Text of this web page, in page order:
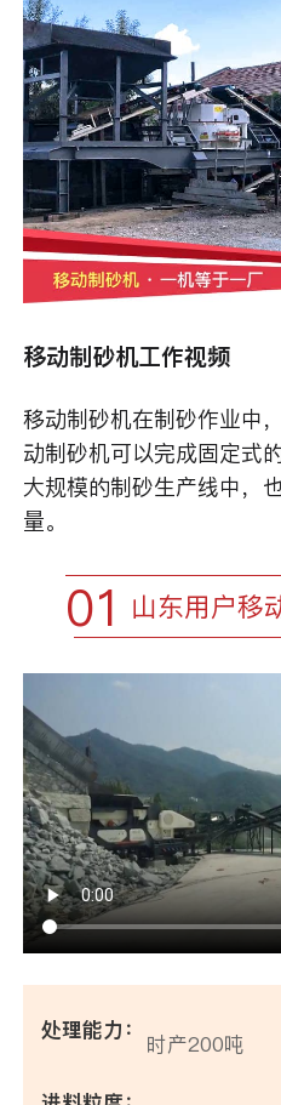
移动制砂机工作视频
移动制砂机在制砂作业中
动制砂机可以完成固定式
大规模的制砂生产线中，
量。
01 山东用户移
处理能力： 时产200吨